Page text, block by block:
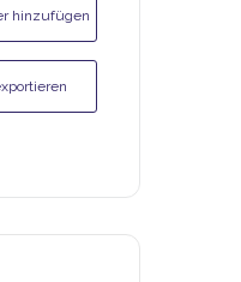
hinzufügen